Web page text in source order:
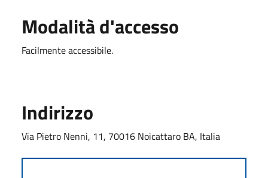
Modalità d'accesso
Facilmente accessibile.
Indirizzo
Via Pietro Nenni, 11, 70016 Noicattaro BA, Italia